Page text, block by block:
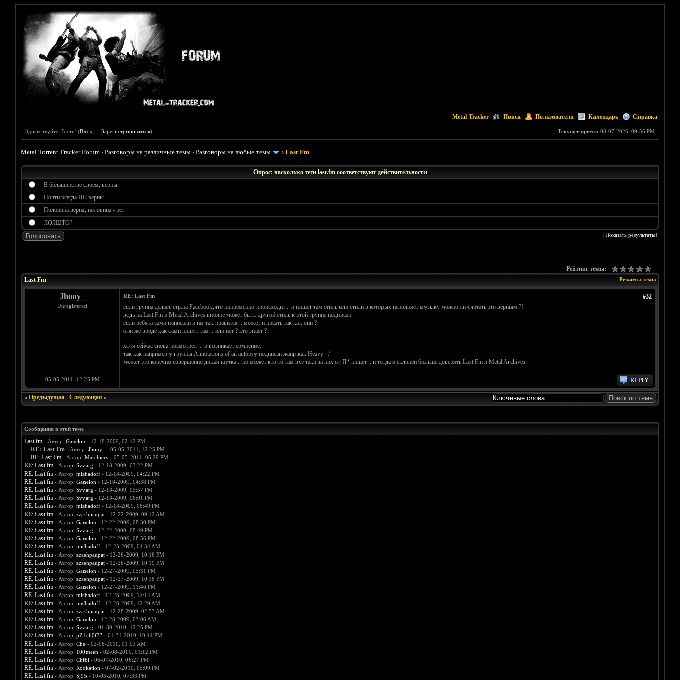
Metal Tracker Поиск Пользователи Календарь Справка
Текущее время: 08-07-2026, 09:56 PM
Здравствуйте, Гость! (Вход —Зарегистрироваться)
Metal Torrent Tracker Forum ›Разговоры на различные темы ›Разговоры на любые темы ›Last Fm
Опрос: насколько теги last.fm соответствуют действительности
В большинстве своём, верны.
Почти всегда НЕ верны
Половина верна, половина - нет
ЛОЛШТО?
[Показать результаты]
Рейтинг темы:
Режимы темы
Last Fm
Jhony_
Unregistered
#32
RE: Last Fm
если группа делает стр.на Facebook,что нипременно происходит .. и пишет там стиль или стили в которых исполняет музыку можно ли считать это верным ?!
ведь на Last Fm и Metal Archives вполне может быть другой стиль к этой группе подписан.
если ребята сами написали и им так нравится .. может и писать так как они ?
они же вроде как сами пишут там .. или нет ? кто знает ?
хотя сейчас снова посмотрел ... и возникает сомнение.
так как например у группы Annotations of an autopsy подписан жанр как Heavy =/
может это конечно совершенно дикая шутка .. но может кто то там всё таки за них от П* пишет .. и тогда я склонен больше доверять Last Fm и Metal Archives.
05-05-2011, 12:25 PM
« Предыдущая| Следующая»
Сообщения в этой теме
Last.fm - Автор: Ganelon - 12-18-2009, 02:12 PM
RE: Last Fm - Автор: Jhony_ - 05-05-2011, 12:25 PM
RE: Last Fm - Автор: Marchiery- 05-05-2011, 05:29 PM
RE: Last.fm - Автор: Svvarg - 12-18-2009, 03:22 PM
RE: Last.fm - Автор: mishadoff- 12-18-2009, 04:22 PM
RE: Last.fm - Автор: Ganelon - 12-18-2009, 04:38 PM
RE: Last.fm - Автор: Svvarg - 12-18-2009, 05:57 PM
RE: Last.fm - Автор: Svvarg - 12-18-2009, 06:01 PM
RE: Last.fm - Автор: mishadoff- 12-18-2009, 06:49 PM
RE: Last.fm - Автор: zzashpaupat- 12-22-2009, 09:12 AM
RE: Last.fm - Автор: Ganelon - 12-22-2009, 08:30 PM
RE: Last.fm - Автор: Svvarg - 12-22-2009, 08:49 PM
RE: Last.fm - Автор: Ganelon - 12-22-2009, 08:56 PM
RE: Last.fm - Автор: mishadoff- 12-23-2009, 04:34 AM
RE: Last.fm - Автор: zzashpaupat- 12-26-2009, 10:16 PM
RE: Last.fm - Автор: zzashpaupat- 12-26-2009, 10:19 PM
RE: Last.fm - Автор: Ganelon - 12-27-2009, 05:31 PM
RE: Last.fm - Автор: zzashpaupat- 12-27-2009, 10:38 PM
RE: Last.fm - Автор: Ganelon - 12-27-2009, 11:46 PM
RE: Last.fm - Автор: mishadoff- 12-28-2009, 12:14 AM
RE: Last.fm - Автор: mishadoff- 12-28-2009, 12:29 AM
RE: Last.fm - Автор: zzashpaupat- 12-28-2009, 02:53 AM
RE: Last.fm - Автор: Ganelon - 12-28-2009, 03:06 AM
RE: Last.fm - Автор: Svvarg - 01-30-2010, 12:25 PM
RE: Last.fm - Автор: pZ1ch0f33 - 01-31-2010, 10:44 PM
RE: Last.fm - Автор: Che- 02-08-2010, 01:03 AM
RE: Last.fm - Автор: 100meen - 02-08-2010, 01:12 PM
RE: Last.fm - Автор: Chibi - 06-07-2010, 06:27 PM
RE: Last.fm - Автор: Rockation - 07-02-2010, 05:09 PM
RE: Last.fm - Автор: Sj95 - 10-03-2010, 07:33 PM